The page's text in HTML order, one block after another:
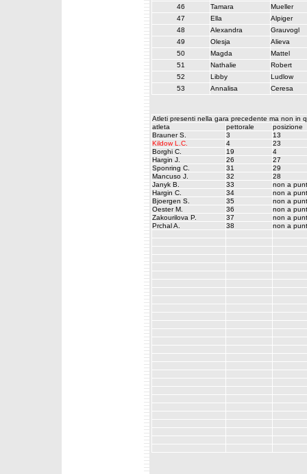
46
Tamara
Mueller
47
Ella
Alpiger
48
Alexandra
Grauvogl
49
Olesja
Alieva
50
Magda
Mattel
51
Nathalie
Robert
52
Libby
Ludlow
53
Annalisa Ceresa
Atleti presenti nella gara precedente ma non in
atleta
pettorale
posizione
Brauner S.
3
13
Kildow L.C.
4
23
Borghi C.
19
4
Hargin J.
26
27
Sponring C.
31
29
Mancuso J.
32
28
Janyk B.
33
non a
Hargin C.
34
non a
Bjoergen S.
35
non a
Oester M.
36
non a
Zakourilova P.
37
non a
Prchal A.
38 non a